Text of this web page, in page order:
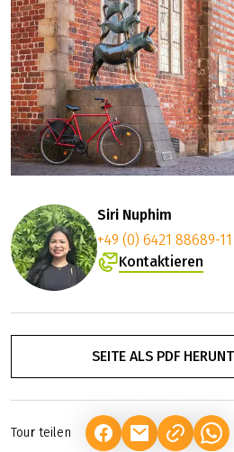
Siri Nuphim
+49 (0) 6421 88689-11
Kontaktieren
SEITE ALS PDF
Tour teilen (LINK ÖFFNET IN
(LINK ÖFFNET